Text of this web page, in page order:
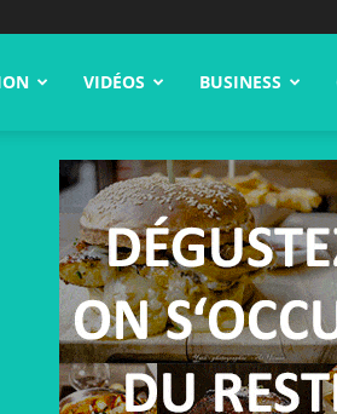
VIDÉOS BUSINESS